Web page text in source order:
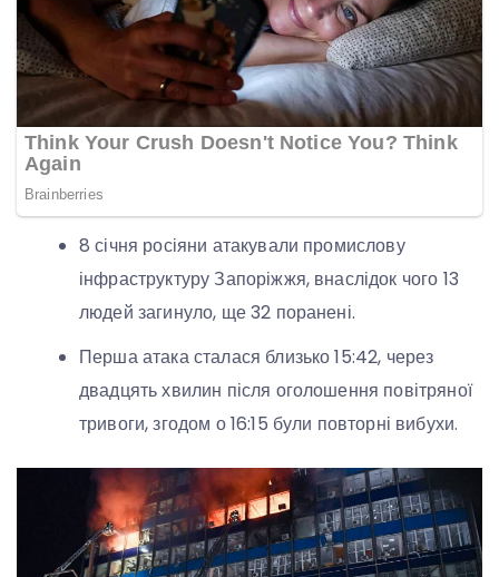
8 січня росіяни атакували промислову
інфраструктуру Запоріжжя, внаслідок чого 13
людей загинуло, ще 32 поранені.
Перша атака сталася близько 15:42, через
двадцять хвилин після оголошення повітряної
тривоги, згодом о 16:15 були повторні вибухи.